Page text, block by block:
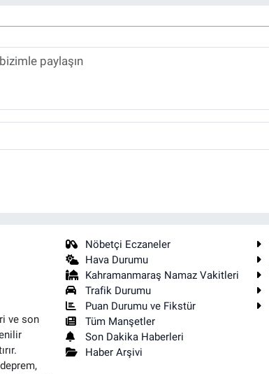
ve son
Nöbetçi Eczaneler
Hava Durumu
Kahramanmaraş Namaz Vakitleri
Trafik Durumu
Puan Durumu ve Fikstür
Tüm Manşetler
Son Dakika Haberleri
Haber Arşivi